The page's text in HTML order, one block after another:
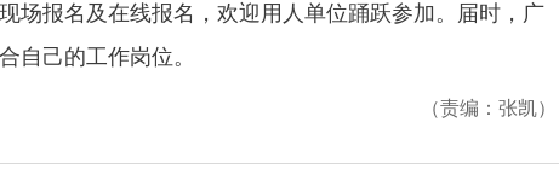
报名及在线报名，欢迎用人单位踊跃参加。届时，广
自己的工作岗位。
（责编：张凯）